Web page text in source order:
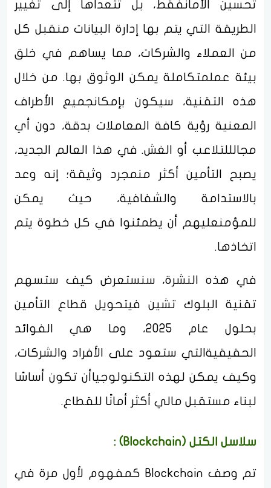
تحسين الأمانفقط، بل تتعداها إلى تغيير
الطريقة التي يتم بها إدارة البيانات منقبل كل
من العملاء والشركات، مما يساهم في خلق
بيئة عملمتكاملة يمكن الوثوق بها. من خلال
هذه التقنية، سيكون بإمكانجميع الأطراف
المعنية رؤية كافة المعاملات بدقة، دون أي
مجالللتلاعب أو الغش. في هذا العالم الجديد،
يصبح التأمين أكثر منمجرد وثيقة؛ إنه وعد
بالاستدامة والشفافية، حيث يمكن
للمؤمنعليهم أن يطمئنوا في كل خطوة يتم
اتخاذها.
في هذه النشرة، سنستعرض كيف ستسهم
تقنية البلوك تشين فيتحويل قطاع التأمين
بحلول عام 2025، وما هي الفوائد
الحقيقيةالتي ستعود على الأفراد والشركات،
وكيف يمكن لهذه التكنولوجياأن تكون أساسًا
لبناء مستقبل مالي أكثر أمانًا للقطاع.
سلاسل الكتل (Blockchain) :
تم وصف Blockchain كمفهوم لأول مرة في